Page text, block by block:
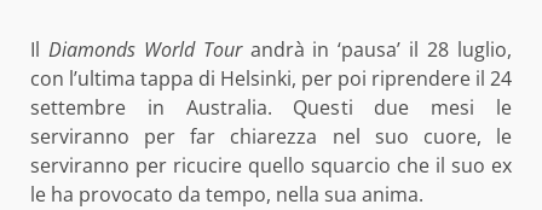
Il Diamonds World Tourandrà in ‘pausa’ il 28 luglio,
con l’ultima tappa di Helsinki, per poi riprendere il 24
settembre in Australia. Questi due mesi le
serviranno per far chiarezza nel suo cuore, le
serviranno per ricucire quello squarcio che il suo ex
le ha provocato da tempo, nella sua anima.